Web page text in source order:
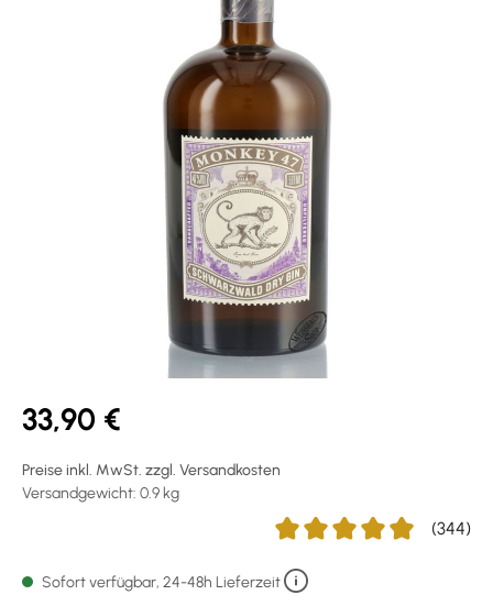
33,90 €
Preise inkl. MwSt. zzgl. Versandkosten
Versandgewicht: 0.9 kg
(344)
Sofort verfügbar, 24-48h Lieferzeit